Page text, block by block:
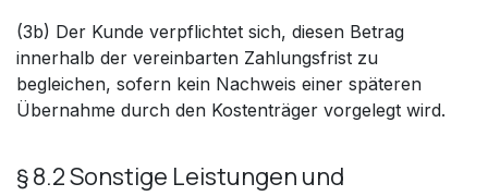
(3b) Der Kunde verpflichtet sich, diesen Betrag
innerhalb der vereinbarten Zahlungsfrist zu
begleichen, sofern kein Nachweis einer späteren
Übernahme durch den Kostenträger vorgelegt wird.
§ 8.2 Sonstige Leistungen und